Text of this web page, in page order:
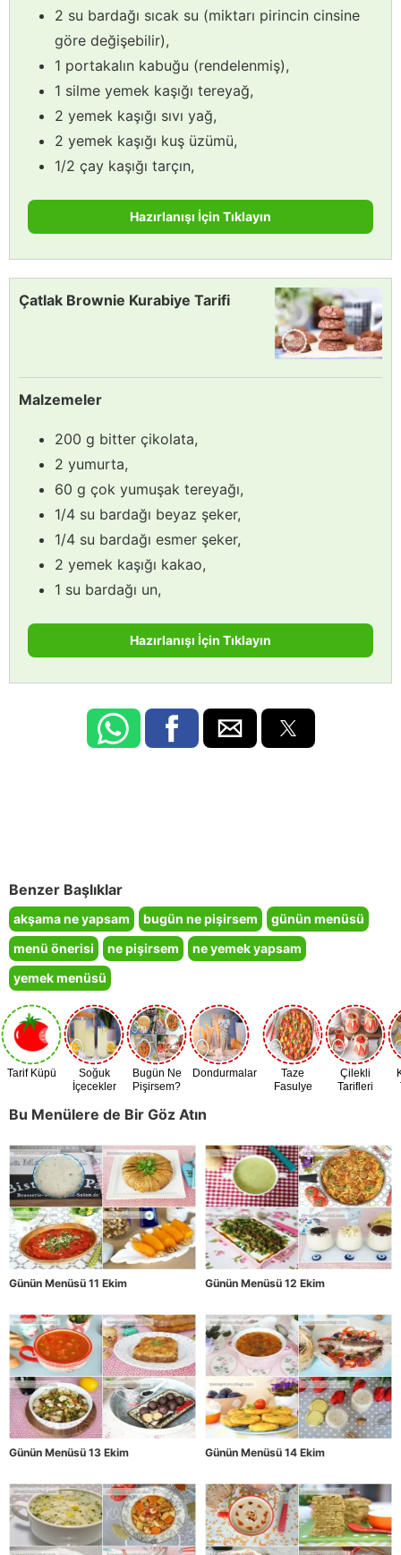
2 su bardağı sıcak su (miktarı pirincin cinsine
göre değişebilir),
1 portakalın kabuğu (rendelenmiş),
1 silme yemek kaşığı tereyağ,
2 yemek kaşığı sıvı yağ,
2 yemek kaşığı kuş üzümü,
1/2 çay kaşığı tarçın,
Hazırlanışı İçin Tıklayın
Çatlak Brownie Kurabiye Tarifi
Malzemeler
200 g bitter çikolata,
2 yumurta,
60 g çok yumuşak tereyağı,
1/4 su bardağı beyaz şeker,
1/4 su bardağı esmer şeker,
2 yemek kaşığı kakao,
1 su bardağı un,
Hazırlanışı İçin Tıklayın
Benzer Başlıklar
akşama ne yapsam bugün ne pişirsem
günün menüsü
menü önerisi
ne pişirsem
ne yemek yapsam
yemek menüsü
Tarif Küpü
Soğuk
İçecekler
Bugün Ne
Pişirsem?
Dondurmalar
Taze
Fasulye
Çilekli
Tarifleri
Bu Menülere de Bir Göz Atın
Günün Menüsü 11 Ekim Günün Menüsü 12 Ekim
Günün Menüsü 13 Ekim Günün Menüsü 14 Ekim